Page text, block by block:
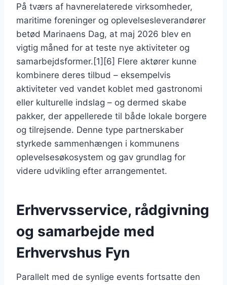
På tværs af havnerelaterede virksomheder,
maritime foreninger og oplevelsesleverandører
betød Marinaens Dag, at maj 2026 blev en
vigtig måned for at teste nye aktiviteter og
samarbejdsformer.[1][6] Flere aktører kunne
kombinere deres tilbud – eksempelvis
aktiviteter ved vandet koblet med gastronomi
eller kulturelle indslag – og dermed skabe
pakker, der appellerede til både lokale borgere
og tilrejsende. Denne type partnerskaber
styrkede sammenhængen i kommunens
oplevelsesøkosystem og gav grundlag for
videre udvikling efter arrangementet.
Erhvervsservice, rådgivning
og samarbejde med
Erhvervshus Fyn
Parallelt med de synlige events fortsatte den